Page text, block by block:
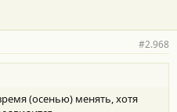
#2.968
(осенью) менять, хотя